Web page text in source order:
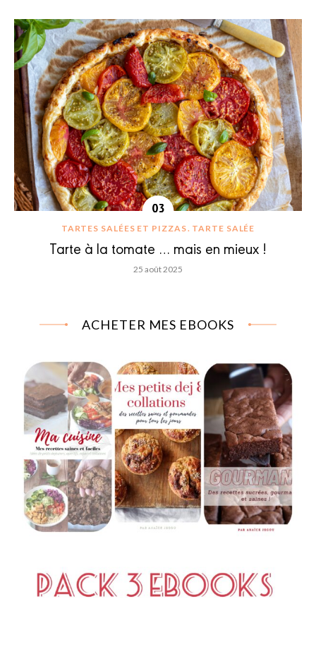
TARTES SALÉES ET PIZZAS TARTE SALÉE
Tarte à la tomate … mais en mieux !
25 août 2025
ACHETER MES EBOOKS